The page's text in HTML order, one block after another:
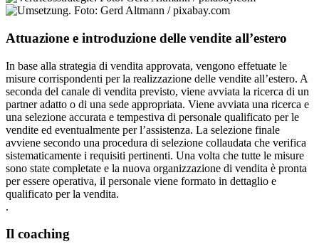
Attuazione e introduzione delle vendite all’estero
In base alla strategia di vendita approvata, vengono effetuate le
misure corrispondenti per la realizzazione delle vendite all’estero. A
seconda del canale di vendita previsto, viene avviata la ricerca di un
partner adatto o di una sede appropriata. Viene avviata una ricerca e
una selezione accurata e tempestiva di personale qualificato per le
vendite ed eventualmente per l’assistenza. La selezione finale
avviene secondo una procedura di selezione collaudata che verifica
sistematicamente i requisiti pertinenti. Una volta che tutte le misure
sono state completate e la nuova organizzazione di vendita è pronta
per essere operativa, il personale viene formato in dettaglio e
qualificato per la vendita.
.
Il coaching